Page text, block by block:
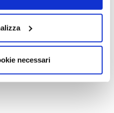
necessari